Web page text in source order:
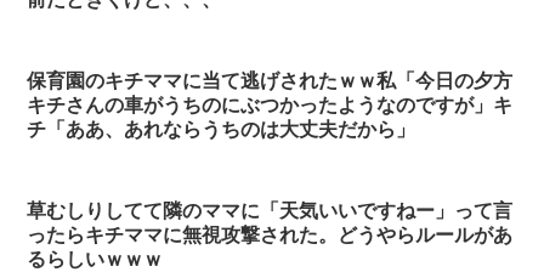
保育園のキチママに当て逃げされたｗｗ私「今日の夕方
キチさんの車がうちのにぶつかったようなのですが」キ
チ「ああ、あれならうちのは大丈夫だから」
草むしりしてて隣のママに「天気いいですねー」って言
ったらキチママに無視攻撃された。どうやらルールがあ
るらしいｗｗｗ